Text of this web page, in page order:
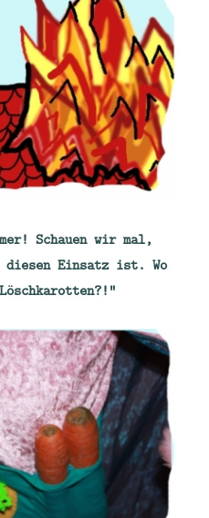
Schauen wir mal,
Einsatz ist. Wo